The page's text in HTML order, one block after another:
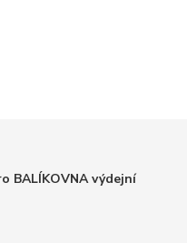
BALÍKOVNA výdejní